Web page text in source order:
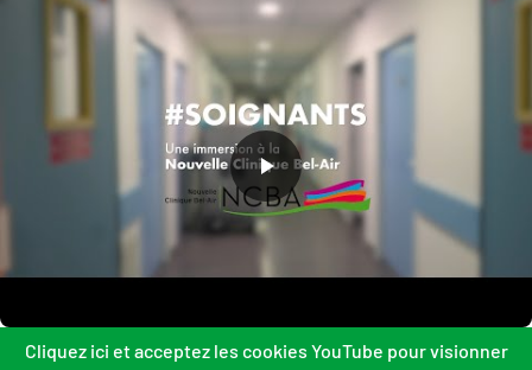
Cliquez ici et acceptez les cookies YouTube pour visionner